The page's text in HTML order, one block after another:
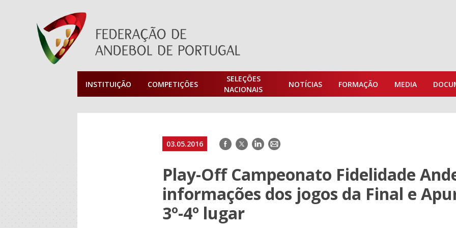
INSTITUIÇÃO COMPETIÇÕES
SELEÇÕES
NACIONAIS
NOTÍCIAS FORMAÇÃO MEDIA
03.05.2016 Facebook
TwitterLinkedIn
E-
Play-Off Campeonato Fidelidade
informações dos jogos da Final e
3º-4º lugar